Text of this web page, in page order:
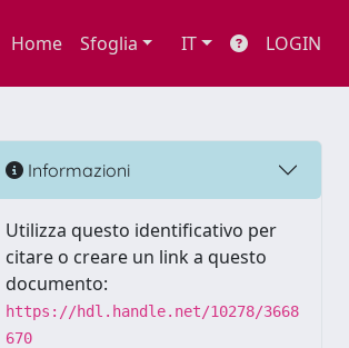
Home Sfoglia IT LOGIN
Informazioni
Utilizza questo identificativo per
citare o creare un link a questo
documento:
https://hdl.handle.net/10278/3668
670